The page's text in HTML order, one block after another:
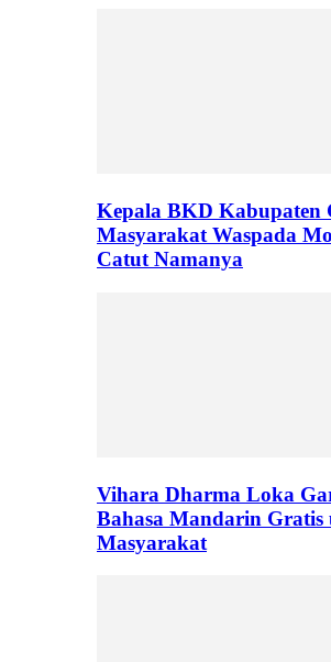
Kepala BKD Kabupaten
Masyarakat Waspada
Catut Namanya
Vihara Dharma Loka
Bahasa Mandarin Gratis
Masyarakat